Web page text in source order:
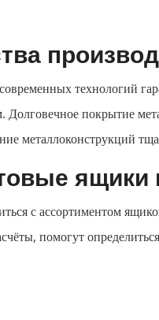
технологий
Долговечное покрытие
металлоконструкций
ящики
с ассортиментом
помогут